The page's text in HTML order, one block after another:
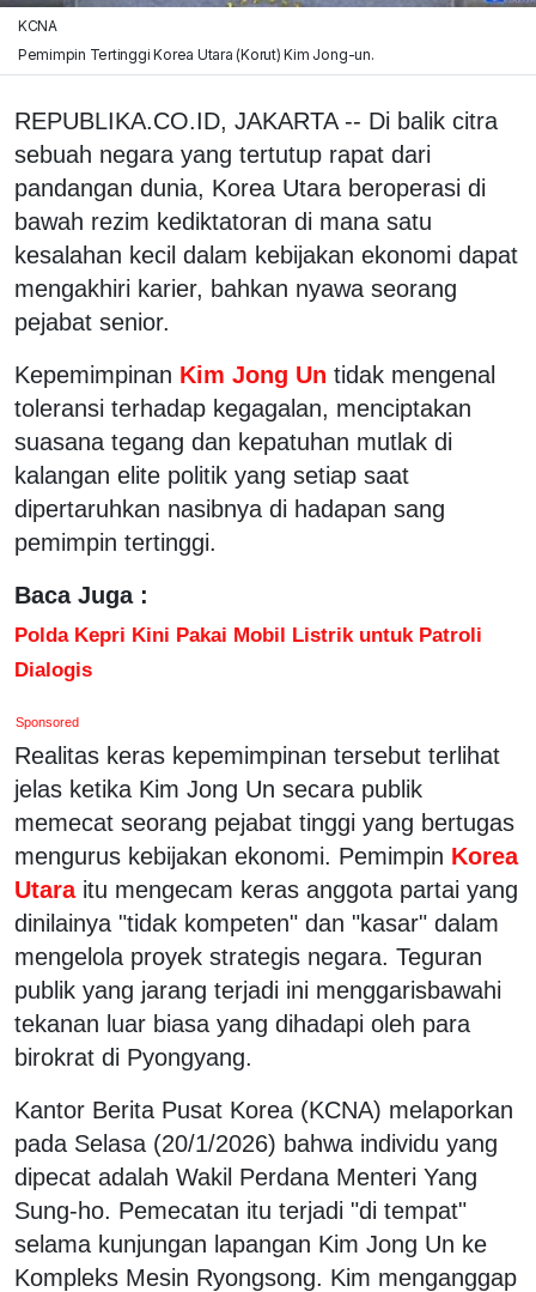
KCNA
Pemimpin Tertinggi Korea Utara (Korut) Kim Jong-un.
REPUBLIKA.CO.ID, JAKARTA -- Di balik citra
sebuah negara yang tertutup rapat dari
pandangan dunia, Korea Utara beroperasi di
bawah rezim kediktatoran di mana satu
kesalahan kecil dalam kebijakan ekonomi dapat
mengakhiri karier, bahkan nyawa seorang
pejabat senior.
Kepemimpinan Kim Jong Un tidak mengenal
toleransi terhadap kegagalan, menciptakan
suasana tegang dan kepatuhan mutlak di
kalangan elite politik yang setiap saat
dipertaruhkan nasibnya di hadapan sang
pemimpin tertinggi.
Baca Juga :
Polda Kepri Kini Pakai Mobil Listrik untuk Patroli
Dialogis
Sponsored
Realitas keras kepemimpinan tersebut terlihat
jelas ketika Kim Jong Un secara publik
memecat seorang pejabat tinggi yang bertugas
mengurus kebijakan ekonomi. Pemimpin Korea
Utara itu mengecam keras anggota partai yang
dinilainya "tidak kompeten" dan "kasar" dalam
mengelola proyek strategis negara. Teguran
publik yang jarang terjadi ini menggarisbawahi
tekanan luar biasa yang dihadapi oleh para
birokrat di Pyongyang.
Kantor Berita Pusat Korea (KCNA) melaporkan
pada Selasa (20/1/2026) bahwa individu yang
dipecat adalah Wakil Perdana Menteri Yang
Sung-ho. Pemecatan itu terjadi "di tempat"
selama kunjungan lapangan Kim Jong Un ke
Kompleks Mesin Ryongsong. Kim menganggap